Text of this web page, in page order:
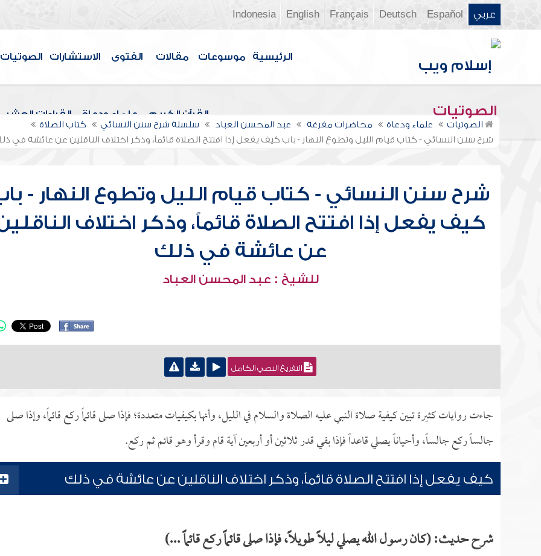
عربي Español
Deutsch
Français
English
Indonesia
الرئيسية موسوعات مقالات الفتوى الاستشارات الصوتيات
الصوتيات القرآن الكريم علماء ودعاة القراءات العشر
الصوتيات علماء ودعاة محاضرات مفرغة عبد المحسن العباد سلسلة شرح سنن النسائي
كتاب الصلاة
شرح سنن النسائي - كتاب قيام الليل وتطوع النهار - باب كيف يفعل إذا افتتح الصلاة قائماً، وذكر اختلاف الناقلين عن عائشة في
شرح سنن النسائي - كتاب قيام الليل وتطوع النهار -
كيف يفعل إذا افتتح الصلاة قائماً، وذكر اختلاف
عن عائشة في ذلك
للشيخ : عبد المحسن العباد
التفريغ النصي الكامل
جاءت روايات كثيرة تبين كيفية صلاة النبي عليه الصلاة والسلام في الليل، وأنها بكيفيات متعددة؛ فإذا صلى قائماً ركع قائماً، وإذا صلى
جالساً ركع جالساً، وأحياناً يصلي قاعداً فإذا بقي قدر ثلاثين أو أربعين آية قام وقرأ وهو قائم ثم ركع.
كيف يفعل إذا افتتح الصلاة قائماً، وذكر اختلاف الناقلين عن عائشة في ذلك
شرح حديث: (كان رسول الله يصلي ليلاً طويلاً، فإذا صلى قائماً ركع قائماً ...)